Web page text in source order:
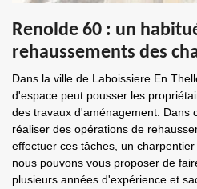
Renolde 60 : un
rehaussements des
Dans la ville de Laboissiere En
d'espace peut pousser les
des travaux d'aménagement. Dans
réaliser des opérations de
effectuer ces tâches, un charpentier
nous pouvons vous proposer de
plusieurs années d'expérience et